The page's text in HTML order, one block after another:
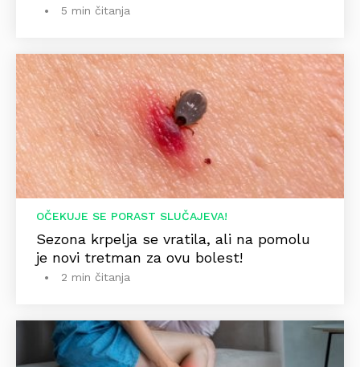
5 min čitanja
OČEKUJE SE PORAST SLUČAJEVA!
Sezona krpelja se vratila, ali na pomolu
je novi tretman za ovu bolest!
2 min čitanja